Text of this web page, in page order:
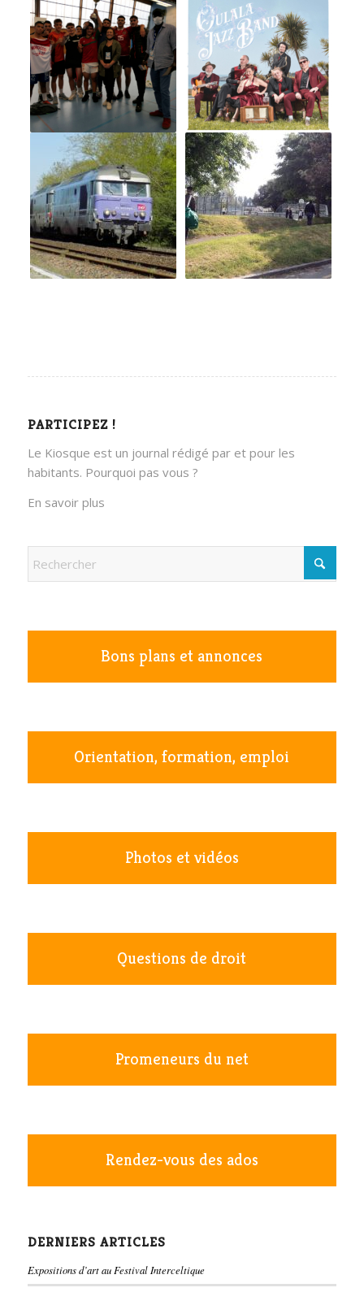
PARTICIPEZ !
Le Kiosque est un journal rédigé par et pour les
habitants. Pourquoi pas vous ?
En savoir plus
Bons plans et annonces
Orientation, formation, emploi
Photos et vidéos
Questions de droit
Promeneurs du net
Rendez-vous des ados
DERNIERS ARTICLES
Expositions d’art au Festival Interceltique